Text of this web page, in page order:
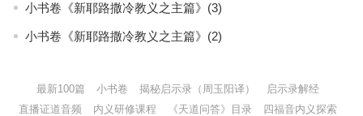
小书卷《新耶路撒冷教义之主篇》(3)
小书卷《新耶路撒冷教义之主篇》(2)
最新100篇 小书卷 揭秘启示录（周玉阳译）
启示录解经
直播证道音频
内义研修课程 《天道问答》目录
四福音内义探索